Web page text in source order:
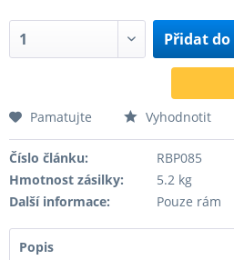
Přidat do
Pamatujte Vyhodnotit
Číslo článku:
RBP085
Hmotnost zásilky:
5.2 kg
Další informace:
Pouze rám
Popis